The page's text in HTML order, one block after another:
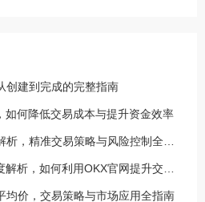
创建到完成的完整指南
如何降低交易成本与提升资金效率
均价，交易策略与市场应用全指南